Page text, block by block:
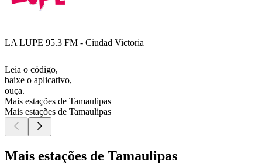
LA LUPE 95.3 FM - Ciudad Victoria
Leia o código,
baixe o aplicativo,
ouça.
Mais estações de Tamaulipas
Mais estações de Tamaulipas
Mais estações de Tamaulipas